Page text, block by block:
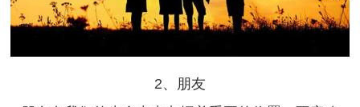
2、朋友